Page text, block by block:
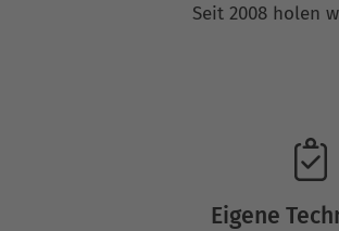
Seit 2008 holen
Eigene